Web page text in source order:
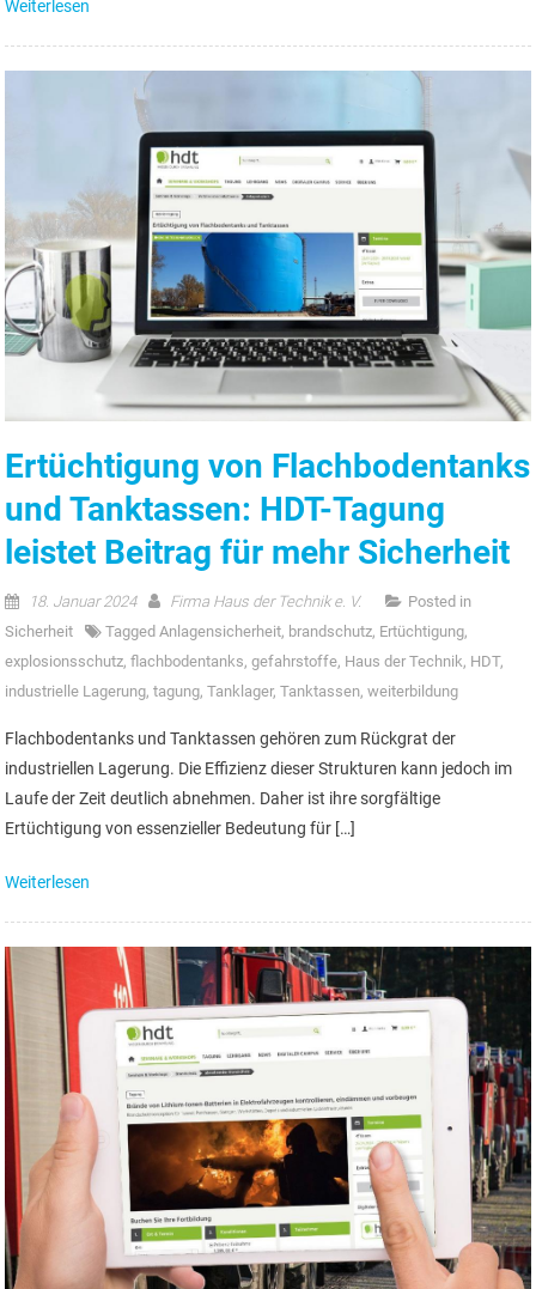
Weiterlesen
Ertüchtigung von Flachbodentanks
und Tanktassen: HDT-Tagung
leistet Beitrag für mehr Sicherheit
18. Januar 2024 Firma Haus der Technik e. V.
Posted in
Sicherheit
Tagged Anlagensicherheit, brandschutz, Ertüchtigung,
explosionsschutz,flachbodentanks,gefahrstoffe, Haus der Technik, HDT,
industrielle Lagerung,tagung,Tanklager,Tanktassen,weiterbildung
Flachbodentanks und Tanktassen gehören zum Rückgrat der
industriellen Lagerung. Die Effizienz dieser Strukturen kann jedoch im
Laufe der Zeit deutlich abnehmen. Daher ist ihre sorgfältige
Ertüchtigung von essenzieller Bedeutung für […]
Weiterlesen